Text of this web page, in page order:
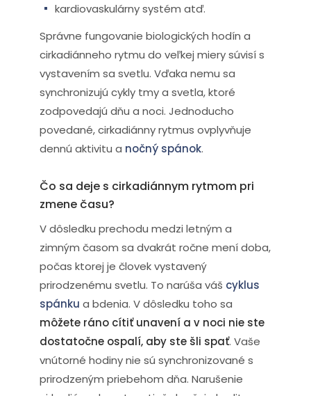
kardiovaskulárny systém atď.
Správne fungovanie biologických hodín a
cirkadiánneho rytmu do veľkej miery súvisí s
vystavením sa svetlu. Vďaka nemu sa
synchronizujú cykly tmy a svetla, ktoré
zodpovedajú dňu a noci. Jednoducho
povedané, cirkadiánny rytmus ovplyvňuje
dennú aktivitu a nočný spánok.
Čo sa deje s cirkadiánnym rytmom pri
zmene času?
V dôsledku prechodu medzi letným a
zimným časom sa dvakrát ročne mení doba,
počas ktorej je človek vystavený
prirodzenému svetlu. To narúša váš cyklus
spánku a bdenia. V dôsledku toho sa
môžete ráno cítiť unavení a v noci nie ste
dostatočne ospalí, aby ste šli spať. Vaše
vnútorné hodiny nie sú synchronizované s
prirodzeným priebehom dňa. Narušenie